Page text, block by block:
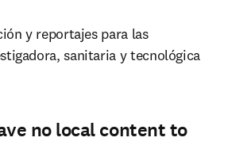
y reportajes para las
sanitaria y tecnológica
no local content to